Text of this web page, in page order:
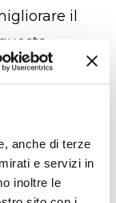
anche di terze
e servizi in
inoltre le
il
con